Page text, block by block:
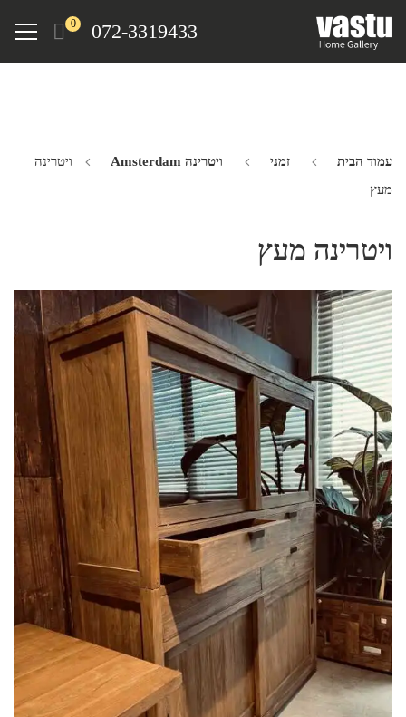
072-3319433
0
Menu
עמוד הבית זמני ויטרינה Amsterdam
ויטרינה
מעץ
ויטרינה מעץ